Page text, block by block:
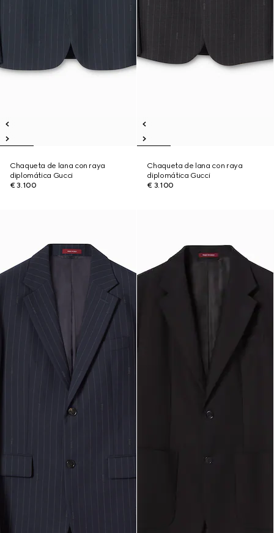
Chaqueta de lana con raya
diplomática Gucci
€ 3.100
Chaqueta de lana con raya
diplomática Gucci
€ 3.100